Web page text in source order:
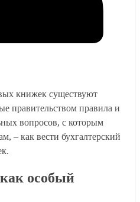
книжек существуют
правительством правила и
вопросов, с которым
– как вести бухгалтерский
особый